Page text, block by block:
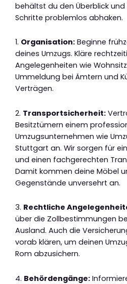
behältst du den Überblick
Schritte problemlos abhaken.
1. Organisation: Beginne
deines Umzugs. Kläre
Angelegenheiten wie
Ummeldung bei Ämtern und
Verträgen.
2. Transportsicherheit:
Besitztümern einem
Umzugsunternehmen wie
Stuttgart an. Wir sorgen für
und einen fachgerechten
Damit kommen deine Möbel
Gegenstände unversehrt an.
3. Rechtliche
über die Zollbestimmungen
Ausland. Auch die
vorab klären, um deinen
Rom abzusichern.
4. Behördengänge: